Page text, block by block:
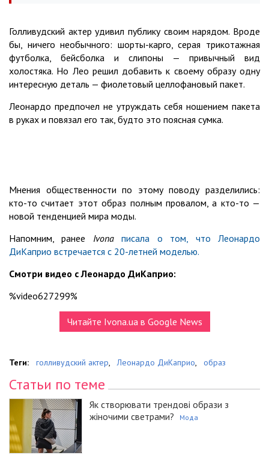
Голливудский актер удивил публику своим нарядом. Вроде
бы, ничего необычного: шорты-карго, серая трикотажная
футболка, бейсболка и слипоны — привычный вид
холостяка. Но Лео решил добавить к своему образу одну
интересную деталь — фиолетовый целлофановый пакет.
Леонардо предпочел не утруждать себя ношением пакета
в руках и повязал его так, будто это поясная сумка.
Мнения общественности по этому поводу разделились:
кто-то считает этот образ полным провалом, а кто-то —
новой тенденцией мира моды.
Напомним, ранее Ivona
писала о том, что Леонардо
ДиКаприо встречается с 20-летней моделью.
Смотри видео с Леонардо ДиКаприо:
%video627299%
Читайте Ivona.ua в Google News
Теги: голливудский актер Леонардо ДиКаприо образ
Статьи по теме
Як створювати трендові образи з
жіночими светрами?
Мода